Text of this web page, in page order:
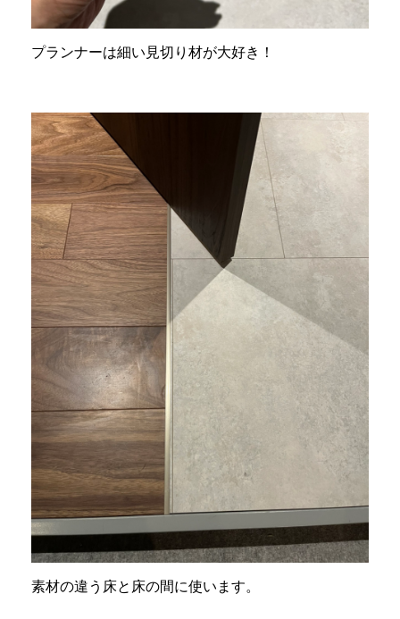
プランナーは細い見切り材が大好き！
素材の違う床と床の間に使います。